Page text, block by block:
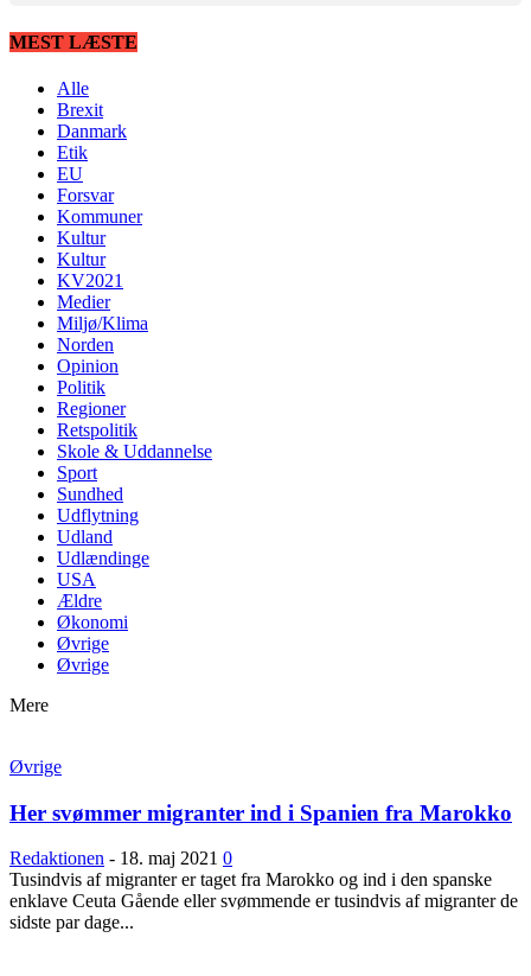
MEST LÆSTE
Alle
Brexit
Danmark
Etik
EU
Forsvar
Kommuner
Kultur
Kultur
KV2021
Medier
Miljø/Klima
Norden
Opinion
Politik
Regioner
Retspolitik
Skole & Uddannelse
Sport
Sundhed
Udflytning
Udland
Udlændinge
USA
Ældre
Økonomi
Øvrige
Øvrige
Mere
Øvrige
Her svømmer migranter ind i Spanien fra Marokko
Redaktionen - 18. maj 2021 0
Tusindvis af migranter er taget fra Marokko og ind i den spanske
enklave Ceuta Gående eller svømmende er tusindvis af migranter de
sidste par dage...